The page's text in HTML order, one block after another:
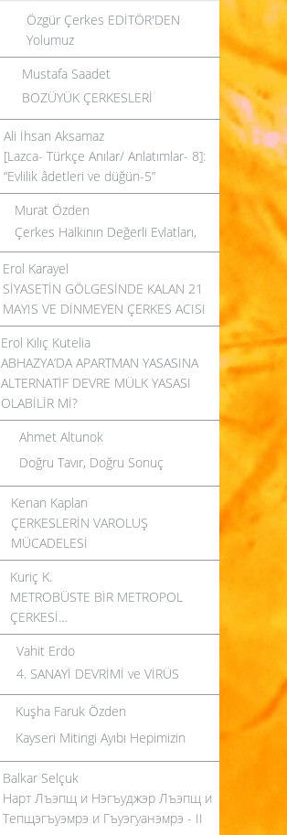
Özgür Çerkes EDİTÖR'DEN
Yolumuz
Mustafa Saadet
BOZÜYÜK ÇERKESLERİ
Ali İhsan Aksamaz
[Lazca- Türkçe Anılar/ Anlatımlar- 8]:
“Evlilik âdetleri ve düğün-5”
Murat Özden
Çerkes Halkının Değerli Evlatları,
Erol Karayel
SİYASETİN GÖLGESİNDE KALAN 21
MAYIS VE DİNMEYEN ÇERKES ACISI
Erol Kılıç Kutelia
ABHAZYA’DA APARTMAN YASASINA
ALTERNATİF DEVRE MÜLK YASASI
OLABİLİR Mİ?
Ahmet Altunok
Doğru Tavır, Doğru Sonuç
Kenan Kaplan
ÇERKESLERİN VAROLUŞ
MÜCADELESİ
Kuriç K.
METROBÜSTE BİR METROPOL
ÇERKESİ…
Vahit Erdo
4. SANAYİ DEVRİMİ ve VİRÜS
Kuşha Faruk Özden
Kayseri Mitingi Ayıbı Hepimizin
Balkar Selçuk
Нарт Лъэпщ и Нэгъуджэр Лъэпщ и
Тепщэгъуэмрэ и Гъуэгуанэмрэ - II